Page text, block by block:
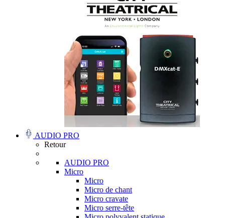
AUDIO PRO
Retour
AUDIO PRO
Micro
Micro
Micro de chant
Micro cravate
Micro serre-tête